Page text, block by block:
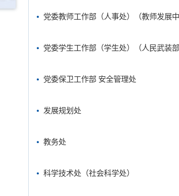
党委教师工作部（人事处）（教师发展中
党委学生工作部（学生处）（人民武装
党委保卫工作部 安全管理处
发展规划处
教务处
科学技术处（社会科学处）